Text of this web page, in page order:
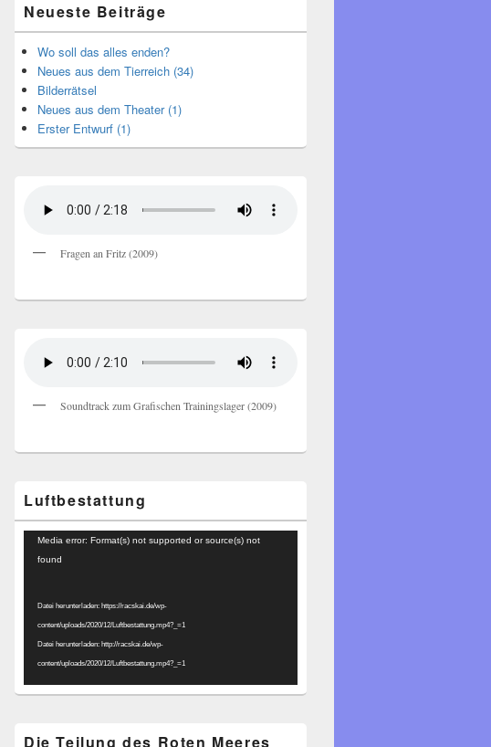
Neueste Beiträge
Wo soll das alles enden?
Neues aus dem Tierreich (34)
Bilderrätsel
Neues aus dem Theater (1)
Erster Entwurf (1)
Fragen an Fritz (2009)
Soundtrack zum Grafischen Trainingslager (2009)
Luftbestattung
Video-
Player
Media error: Format(s) not supported or source(s) not
found
Datei herunterladen: https://racskai.de/wp-
content/uploads/2020/12/Luftbestattung.mp4?_=1
Datei herunterladen: http://racskai.de/wp-
content/uploads/2020/12/Luftbestattung.mp4?_=1
Die Teilung des Roten Meeres